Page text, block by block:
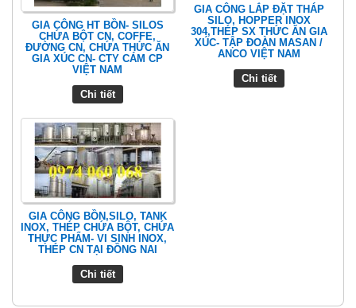
GIA CÔNG HT BỒN- SILOS
CHỨA BỘT CN, COFFE,
ĐƯỜNG CN, CHỨA THỨC ĂN
GIA XÚC CN- CTY CÁM CP
VIỆT NAM
Chi tiết
GIA CÔNG LẮP ĐẶT THÁP
SILO, HOPPER INOX
304,THÉP SX THỨC ĂN GIA
XÚC- TẬP ĐOÀN MASAN /
ANCO VIỆT NAM
Chi tiết
GIA CÔNG BỒN,SILO, TANK
INOX, THÉP CHỨA BỘT, CHỨA
THỰC PHẨM- VI SINH INOX,
THÉP CN TẠI ĐỒNG NAI
Chi tiết